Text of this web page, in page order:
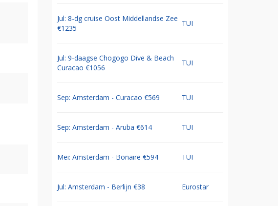
Jul: 8-dg cruise Oost Middellandse Zee
€1235
TUI
Jul: 9-daagse Chogogo Dive & Beach
Curacao €1056
TUI
Sep: Amsterdam - Curacao €569 TUI
Sep: Amsterdam - Aruba €614 TUI
Mei: Amsterdam - Bonaire €594 TUI
Jul: Amsterdam - Berlijn €38 Eurostar